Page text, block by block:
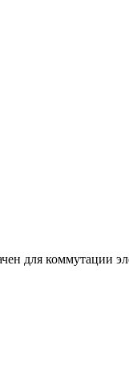
для коммутации